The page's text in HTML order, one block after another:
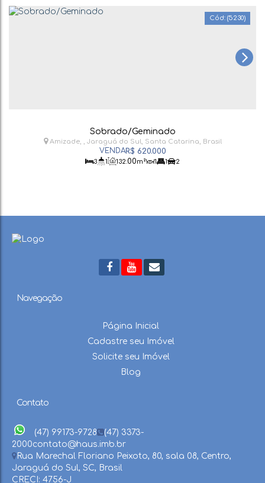
(5230)
Sobrado/Geminado
R$ 620.000
Amizade , Jaraguá do Sul, Santa Catarina, Brasil
3 1 132 .00m² 1 1 2
Navegação
Página Inicial
Cadastre seu Imóvel
Solicite seu Imóvel
Blog
Contato
(47) 99173-9728
(47) 3373-
2000contato@haus.imb.br
Rua Marechal Floriano Peixoto, 80, sala 08, Centro,
Jaraguá do Sul, SC, Brasil
CRECI: 4756-J